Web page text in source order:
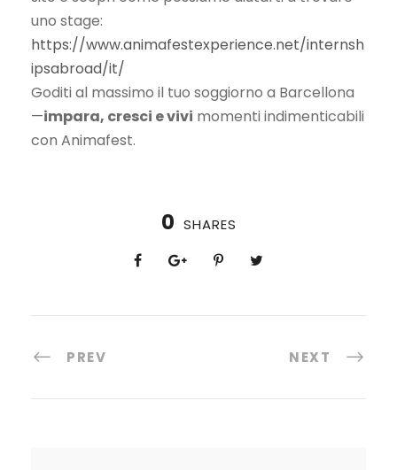
uno stage:
https://www.animafestexperience.net/internsh
ipsabroad/it/
Goditi al massimo il tuo soggiorno a Barcellona
—impara, cresci e vivi momenti indimenticabili
con Animafest.
0 SHARES
PREV NEXT